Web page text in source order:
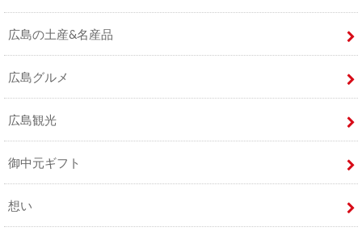
広島の土産&名産品
広島グルメ
広島観光
御中元ギフト
想い